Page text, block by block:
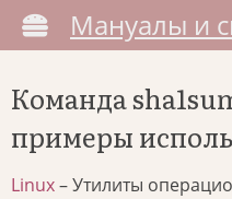
Мануалы и
Команда
примеры
Linux– Утилиты